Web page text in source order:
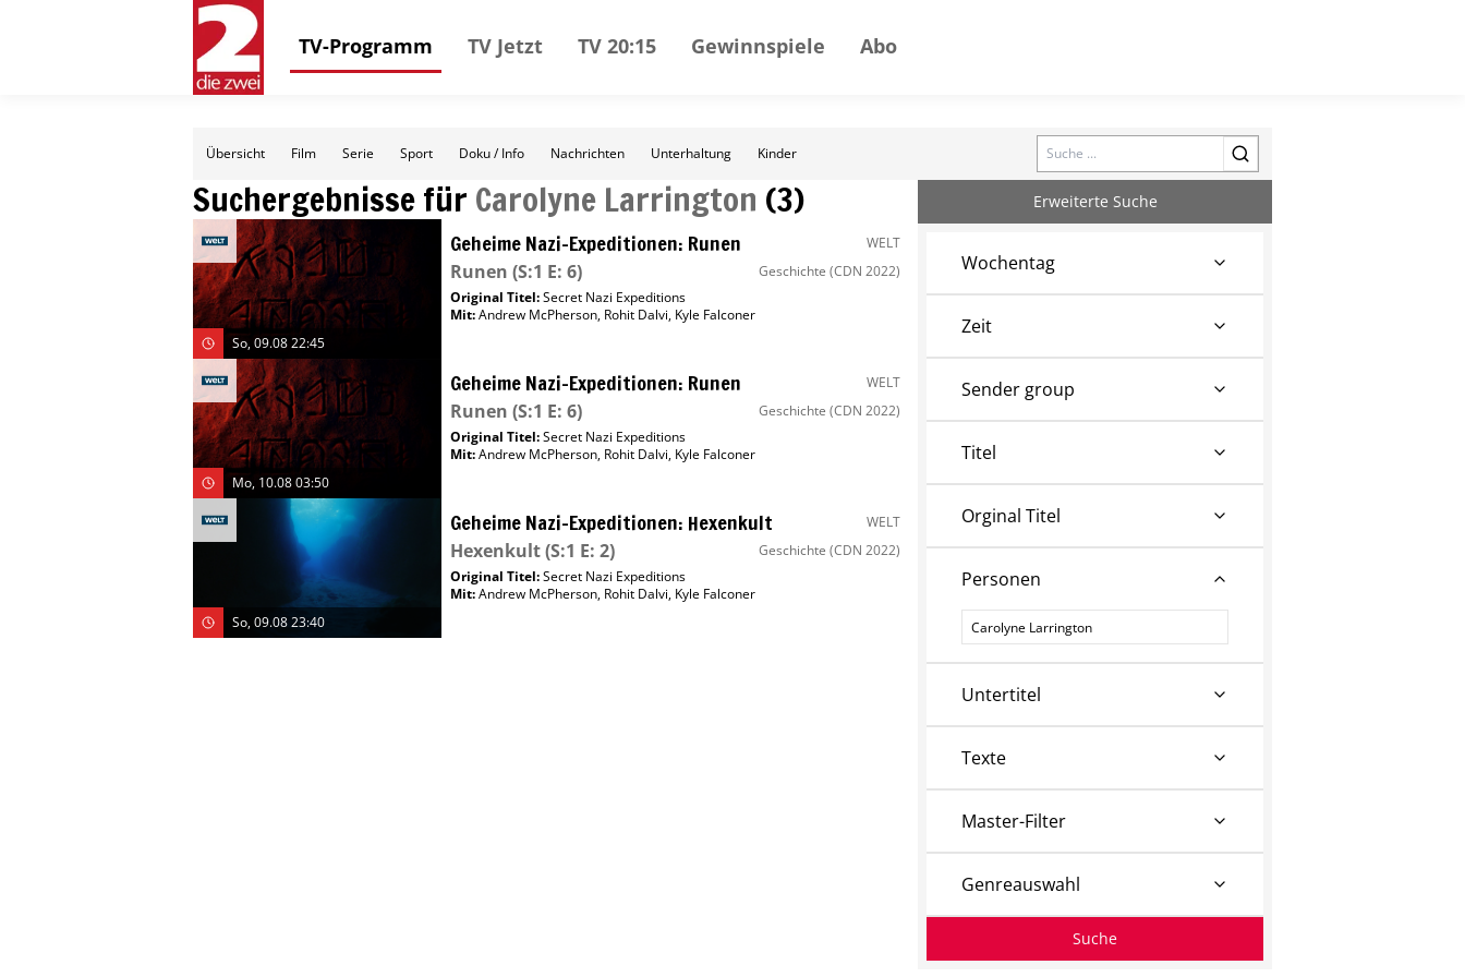
TV-Programm TV Jetzt TV 20:15 Gewinnspiele Abo
Übersicht Film Serie Sport Doku / Info Nachrichten Unterhaltung Kinder Search
Suchergebnisse für Carolyne Larrington (3)
So, 09.08 22:45
Geheime Nazi-Expeditionen: Runen WELT
Runen (S:1 E: 6) Geschichte (CDN 2022)
Original Titel:Secret Nazi Expeditions
Mit:Andrew McPherson, Rohit Dalvi, Kyle Falconer
Mo, 10.08 03:50
Geheime Nazi-Expeditionen: Runen WELT
Runen (S:1 E: 6) Geschichte (CDN 2022)
Original Titel:Secret Nazi Expeditions
Mit:Andrew McPherson, Rohit Dalvi, Kyle Falconer
So, 09.08 23:40
Geheime Nazi-Expeditionen: Hexenkult WELT
Hexenkult(S:1 E: 2) Geschichte (CDN 2022)
Original Titel:Secret Nazi Expeditions
Mit:Andrew McPherson, Rohit Dalvi, Kyle Falconer
Erweiterte Suche
Wochentag
Zeit
Sender group
Titel
Orginal Titel
Personen
Personen
Untertitel
Texte
Master-Filter
Genreauswahl
Suche